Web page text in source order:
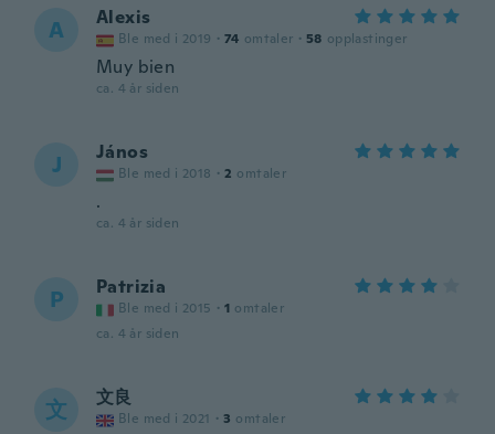
A Alexis
Ble med i 2019 · 74 omtaler · 58 opplastinger
Muy bien
ca. 4 år siden
J János
Ble med i 2018 · 2 omtaler
.
ca. 4 år siden
P Patrizia
Ble med i 2015 · 1 omtaler
ca. 4 år siden
文 文良
Ble med i 2021 · 3 omtaler